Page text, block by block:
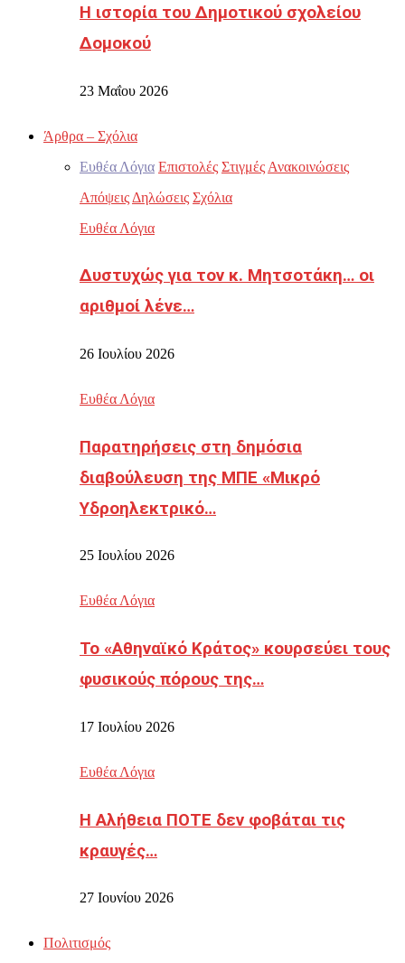
Η ιστορία του Δημοτικού σχολείου
Δομοκού
23 Μαΐου 2026
Άρθρα – Σχόλια
Ευθέα Λόγια Επιστολές Στιγμές Ανακοινώσεις
Απόψεις Δηλώσεις Σχόλια
Ευθέα Λόγια
Δυστυχώς για τον κ. Μητσοτάκη… οι
αριθμοί λένε…
26 Ιουλίου 2026
Ευθέα Λόγια
Παρατηρήσεις στη δημόσια
διαβούλευση της ΜΠΕ «Μικρό
Υδροηλεκτρικό…
25 Ιουλίου 2026
Ευθέα Λόγια
Το «Αθηναϊκό Κράτος» κουρσεύει τους
φυσικούς πόρους της…
17 Ιουλίου 2026
Ευθέα Λόγια
Η Αλήθεια ΠΟΤΕ δεν φοβάται τις
κραυγές…
27 Ιουνίου 2026
Πολιτισμός